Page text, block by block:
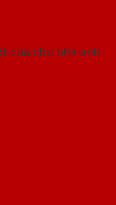
của chủ nhà anh